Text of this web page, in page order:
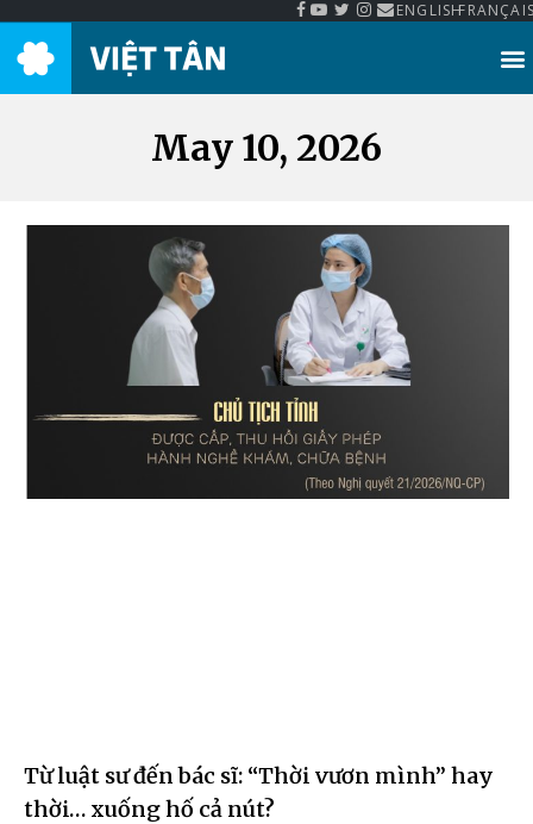
ENGLISH
May 10, 2026
Từ luật sư đến bác sĩ: “Thời vươn mình” hay
thời… xuống hố cả nút?